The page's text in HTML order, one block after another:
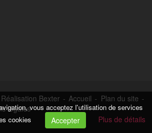
Réalisation Bexter - Accueil - Plan du site -
légalesvous acceptez l'utilisation de services
cookies
Accepter Plus de détails